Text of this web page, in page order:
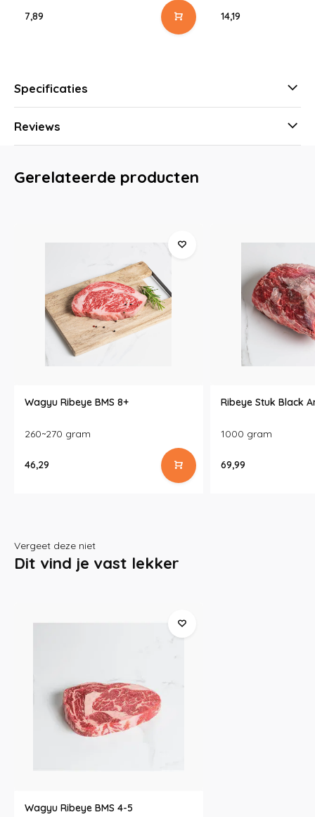
7,89 14,19
Specificaties
Reviews
Gerelateerde producten
Wagyu Ribeye BMS 8+
260~270 gram
46,29
Ribeye Stuk Black
1000 gram
69,99
Vergeet deze niet
Dit vind je vast lekker
Wagyu Ribeye BMS 4-5